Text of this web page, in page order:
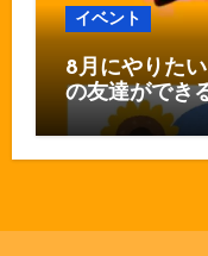
イベント
8月にやりた
の友達ができ